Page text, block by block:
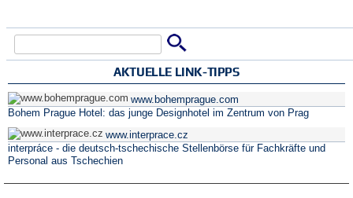
Suchformular
AKTUELLE LINK-TIPPS
www.bohemprague.com
Bohem Prague Hotel: das junge Designhotel im Zentrum von Prag
www.interprace.cz
interpráce - die deutsch-tschechische Stellenbörse für Fachkräfte und
Personal aus Tschechien